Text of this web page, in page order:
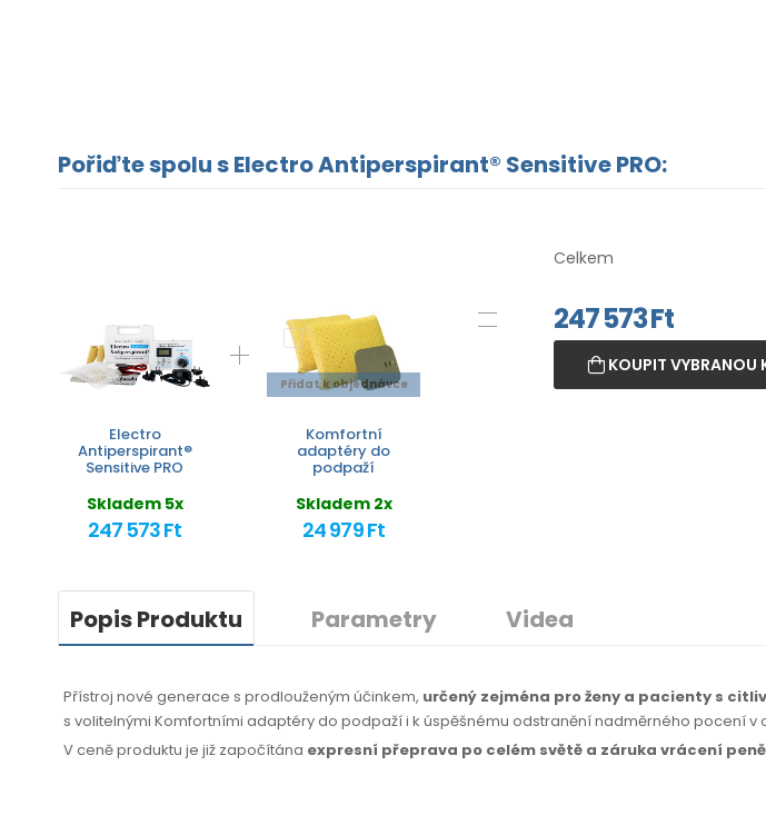
Pořiďte spolu s Electro Antiperspirant® Sensitive PRO:
Electro
Antiperspirant®
Sensitive PRO
Skladem 5x
247 573 Ft
Přidat k objednávce
Komfortní
adaptéry do
podpaží
Skladem 2x
24 979 Ft
Celkem
247 573Ft
KOUPIT VYBRANOU
Popis Produktu Parametry Videa
Přístroj nové generace s prodlouženým účinkem, určený zejména pro ženy a pacienty s
s volitelnými Komfortními adaptéry do podpaží i k úspěšnému odstranění nadměrného pocení v
V ceně produktu je již započítána expresní přeprava po celém světě a záruka vrácení